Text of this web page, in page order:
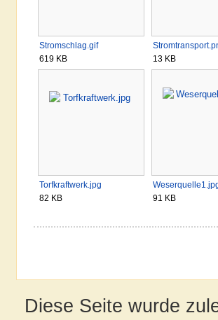
Stromschlag.gif
619 KB
13 KB
Torfkraftwerk.jpg
82 KB
91 KB
Diese Seite wurde